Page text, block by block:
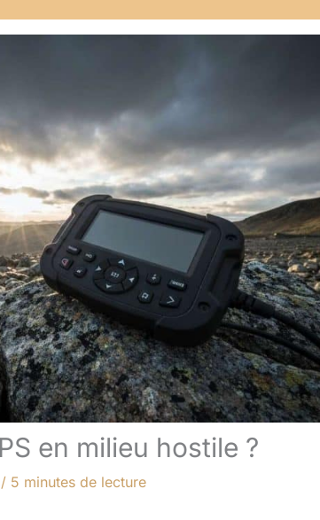
en milieu hostile ?
/ 5 minutes de lecture